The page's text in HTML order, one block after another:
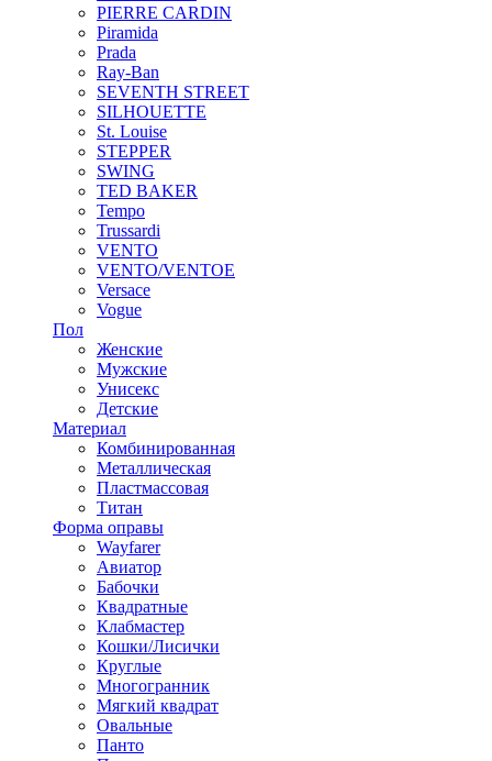
PIERRE CARDIN
Piramida
Prada
Ray-Ban
SEVENTH STREET
SILHOUETTE
St. Louise
STEPPER
SWING
TED BAKER
Tempo
Trussardi
VENTO
VENTO/VENTOE
Versace
Vogue
Пол
Женские
Мужские
Унисекс
Детские
Материал
Комбинированная
Металлическая
Пластмассовая
Титан
Форма оправы
Wayfarer
Авиатор
Бабочки
Квадратные
Клабмастер
Кошки/Лисички
Круглые
Многогранник
Мягкий квадрат
Овальные
Панто